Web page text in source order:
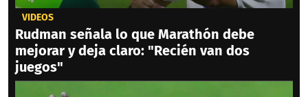
VIDEOS
Rudman señala lo que Marathón debe
mejorar y deja claro: "Recién van dos
juegos"